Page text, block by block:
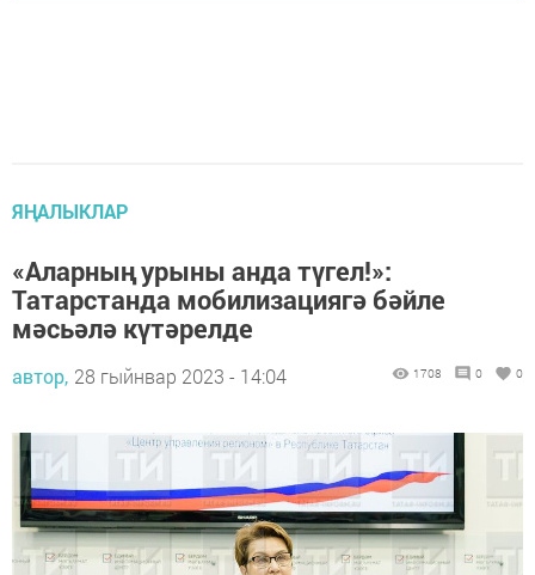
ЯҢАЛЫКЛАР
«Аларның урыны анда түгел!»:
Татарстанда мобилизациягә бәйле
мәсьәлә күтәрелде
автор, 28 гыйнвар 2023 - 14:04 1708 0 0